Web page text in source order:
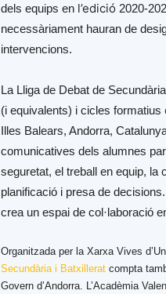
dels equips en l’edició 2020-
necessàriament hauran de
intervencions.
La Lliga de Debat de
(i equivalents) i cicles formatius
Illes Balears, Andorra,
comunicatives dels alumnes
seguretat, el treball en equip, la
planificació i presa de
crea un espai de col·laboració
Organitzada per la Xarxa Vives
Secundària i Batxillerat compta
Govern d’Andorra. L’Acadèmia